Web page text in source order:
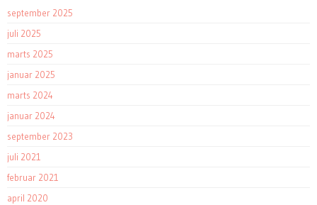
september 2025
juli 2025
marts 2025
januar 2025
marts 2024
januar 2024
september 2023
juli 2021
februar 2021
april 2020